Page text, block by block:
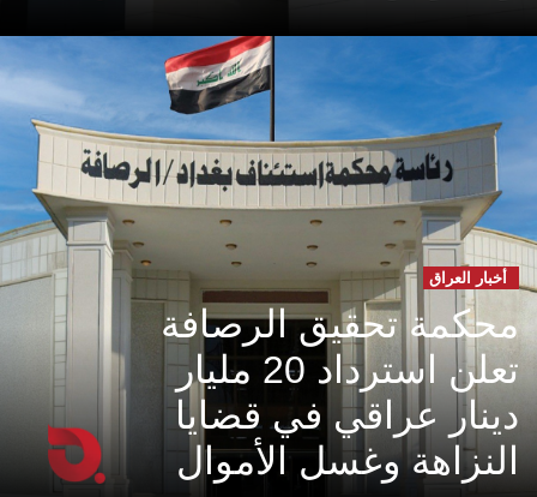
أخبار العراق
محكمة تحقيق الرصافة
تعلن استرداد 20 مليار
دينار عراقي في قضايا
النزاهة وغسل الأموال